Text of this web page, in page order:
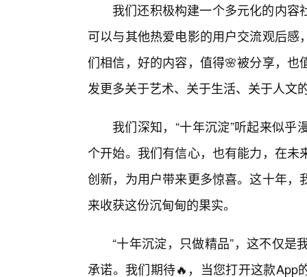
我们还积极构建一个多元化的内
可以与其他热爱电影的用户交流观后
们相信，好的内容，值得🌸被分享，
发更多关于艺术、关于生活、关于人文
我们深知，“十年沉淀”听起来似
个开始。我们有信心，也有能力，在
创新，为用户带来更多惊喜。这十年
来收获这份沉甸甸的果实。
“十年沉淀，只做精品”，这不仅
承诺。我们期待🔥，当您打开这款App